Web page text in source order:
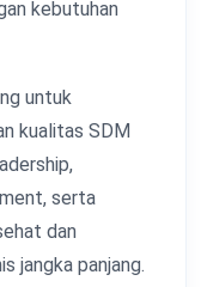
kebutuhan
untuk
kualitas SDM
serta
dan
jangka panjang.